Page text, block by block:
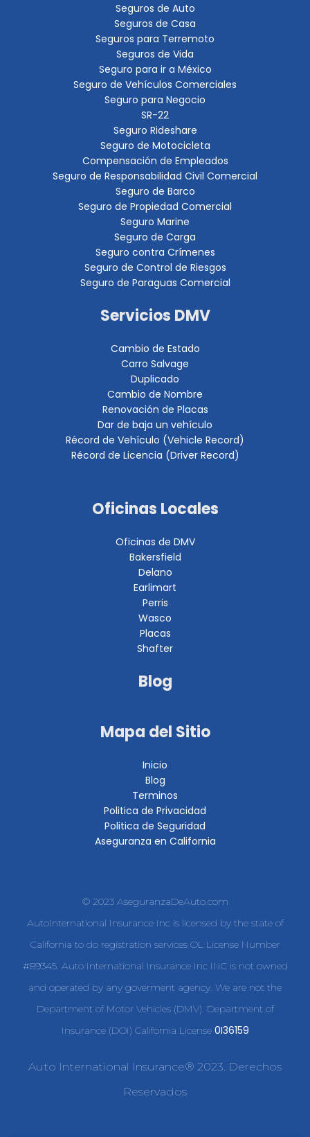
Seguros de Auto
Seguros de Casa
Seguros para Terremoto
Seguros de Vida
Seguro para ir a México
Seguro de Vehículos Comerciales
Seguro para Negocio
SR-22
Seguro Rideshare
Seguro de Motocicleta
Compensación de Empleados
Seguro de Responsabilidad Civil Comercial
Seguro de Barco
Seguro de Propiedad Comercial
Seguro Marine
Seguro de Carga
Seguro contra Crímenes
Seguro de Control de Riesgos
Seguro de Paraguas Comercial
Servicios DMV
Cambio de Estado
Carro Salvage
Duplicado
Cambio de Nombre
Renovación de Placas
Dar de baja un vehículo
Récord de Vehículo (Vehicle Record)
Récord de Licencia (Driver Record)
Oficinas Locales
Oficinas de DMV
Bakersfield
Delano
Earlimart
Perris
Wasco
Placas
Shafter
Blog
Mapa del Sitio
Inicio
Blog
Terminos
Politica de Privacidad
Politica de Seguridad
Aseguranza en California
© 2023 AseguranzaDeAuto.com
AutoInternational Insurance Inc is licensed by the state of
California to do registration services OL License Number
#89345. Auto International Insurance Inc INC is not owned
and operated by any goverment agency. We are not the
Department of Motor Vehicles (DMV). Department of
Insurance (DOI) California License 0I36159
Auto International Insurance® 2023. Derechos
Reservados